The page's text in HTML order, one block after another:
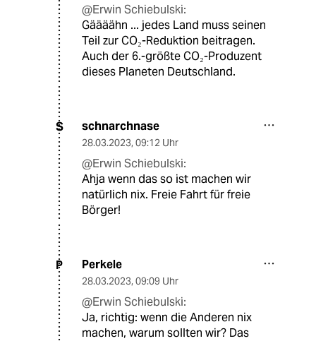
@Erwin Schiebulski:
Gäääähn ... jedes Land muss seinen
Teil zur CO₂-Reduktion beitragen.
Auch der 6.-größte CO₂-Produzent
dieses Planeten Deutschland.
S schnarchnase
28.03.2023, 09:12 Uhr
@Erwin Schiebulski:
Ahja wenn das so ist machen wir
natürlich nix. Freie Fahrt für freie
Börger!
P Perkele
28.03.2023, 09:09 Uhr
@Erwin Schiebulski:
Ja, richtig: wenn die Anderen nix
machen, warum sollten wir? Das